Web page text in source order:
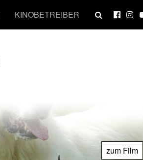
KINOBETREIBER
zum Film